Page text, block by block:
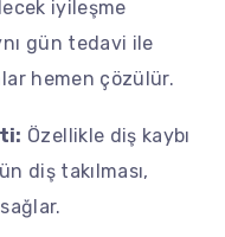
iyileşme
gün tedavi ile
hemen çözülür.
Özellikle diş kaybı
diş takılması,